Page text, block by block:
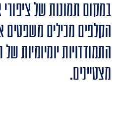
במקום תמונות של ציפורי
הקלפים מכילים משפטים
התמודדויות יומיומיות
מצטיינים.